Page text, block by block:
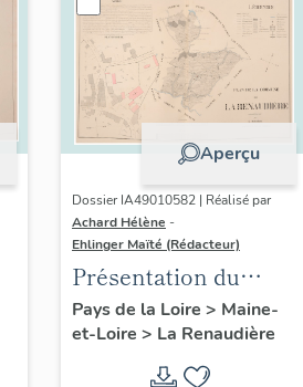
Aperçu
Dossier IA49010582 | Réalisé par
Achard Hélène -
Ehlinger Maïté (Rédacteur)
Présentation du
patrimoine
industriel de la
commune de La
Pays de la Loire > Maine-
et-Loire > La Renaudière